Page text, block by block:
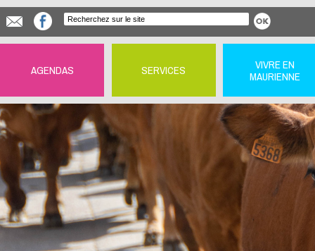
AGENDAS SERVICES
VIVRE EN
MAURIENNE